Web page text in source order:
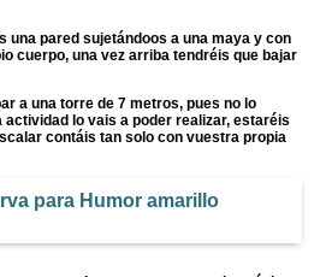
una pared sujetándoos a una maya y con
cuerpo, una vez arriba tendréis que bajar
a una torre de 7 metros, pues no lo
actividad lo vais a poder realizar, estaréis
contáis tan solo con vuestra propia
para Humor amarillo